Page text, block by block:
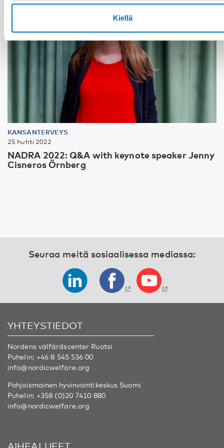
Kiellä
KANSANTERVEYS
25 huhti 2022
NADRA 2022: Q&A with keynote speaker Jenny
Cisneros Örnberg
Seuraa meitä sosiaalisessa mediassa:
YHTEYSTIEDOT
Nordens välfärdscenter Ruotsi
Puhelin: +46 8 545 536 00
info@nordicwelfare.org
Pohjoismainen hyvinvointikeskus Suomi
Puhelin: +358 (0)20 7410 880
info@nordicwelfare.org
AIHEALUEET